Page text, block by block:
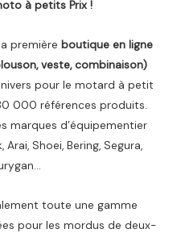
à petits Prix !
première boutique en ligne
veste, combinaison)
pour le motard à petit
000 références produits.
marques d’équipementier
Shoei, Bering, Segura,
toute une gamme
pour les mordus de deux-